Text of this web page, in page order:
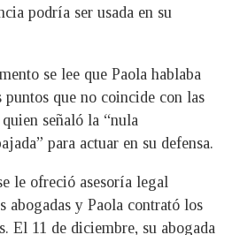
podría ser usada en su
se lee que Paola hablaba
que no coincide con las
señaló la “nula
para actuar en su defensa.
le ofreció asesoría legal
abogadas y Paola contrató los
El 11 de diciembre, su abogada